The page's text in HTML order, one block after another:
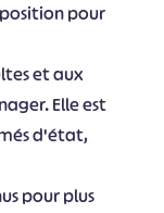
pour
et aux
Elle est
d'état,
pour plus